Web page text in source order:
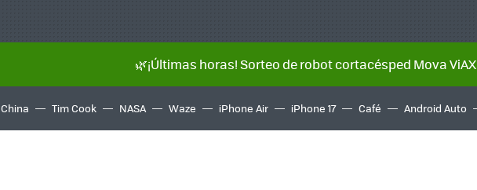
🌿¡Últimas horas! Sorteo de robot cortacésped Mova ViAX
China Tim Cook NASA Waze iPhone Air iPhone 17 Café Android Auto